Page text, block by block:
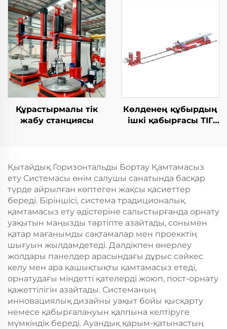
Құрастырмалы тік
жабу станциясы
Көлденең құбырдың
ішкі қабырғасы ТІГ
Қытайдық Горизонтальды Бортау Қамтамасыз
ету Системасы өнім салушы санатында басқар
түрде айрылған көптеген жақсы қасиеттер
береді. Біріншісі, система традиционалық
қамтамасыз ету әдістеріне салыстырғанда орнату
уақытын маңызды тәртіпте азайтады, сонымен
қатар мағанымды сақтамалар мен проекктің
шығуын жылдамдетеді. Дәлдікпен өнерлеу
жолдары панелдер арасындағы дұрыс сәйкес
келу мен ара қашықтықты қамтамасыз етеді,
орнатудағы міндетті қателерді жоюп, пост-орнату
қажеттілігін азайтады. Системаның
инновациялық дизайны уақыт бойы қысқарту
немесе қабырғалануын қалпына келтіруге
мүмкіндік береді. Ауандық қарым-қатынастың